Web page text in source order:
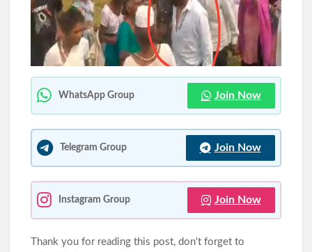
अधिवेशन, तैयारियां अंतिम चरण में
रांची: चंद्रशेखर आजाद दुर्गा पूजा समिति ने भूमि पूजन के साथ शुरू की पूजा
पंडाल निर्माण की तैयारियां
WhatsApp Group Join Now
Telegram Group Join Now
Instagram Group Join Now
Thank you for reading this post, don't forget to